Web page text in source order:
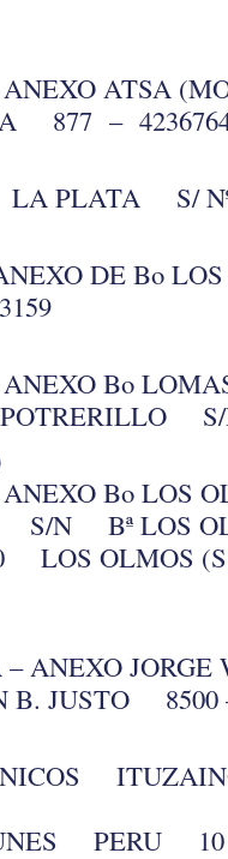
ATSA
877 –
PLATA S/ Nº
DE Bo
Bo
S/
Bo LOS
N Bª LOS
LOS OLMOS
ANEXO JORGE
JUSTO 8500
PERU 10